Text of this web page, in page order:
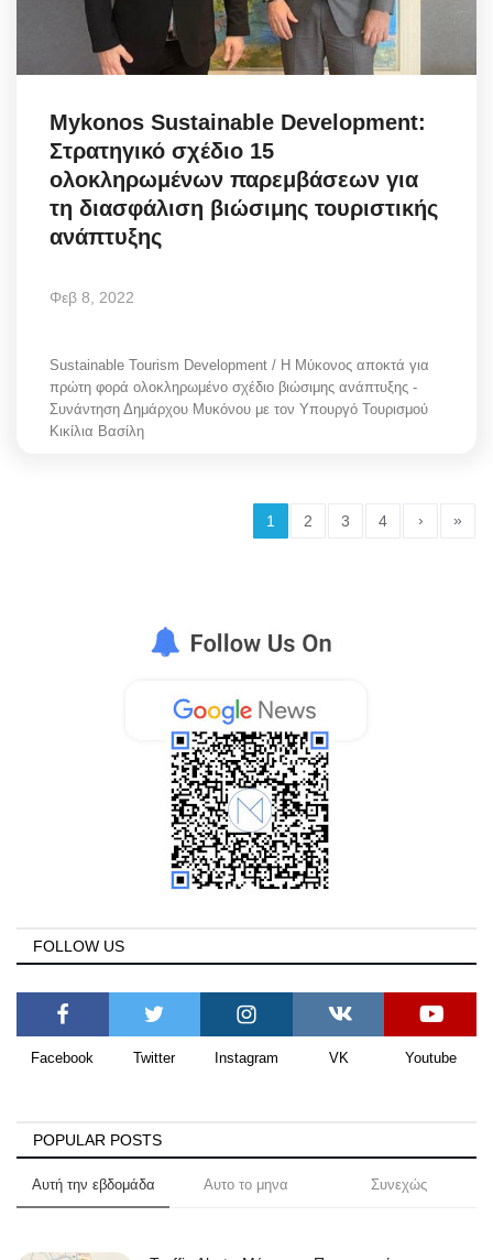
Mykonos Sustainable Development:
Στρατηγικό σχέδιο 15
ολοκληρωμένων παρεμβάσεων για
τη διασφάλιση βιώσιμης τουριστικής
ανάπτυξης
Φεβ 8, 2022
Sustainable Tourism Development / Η Μύκονος αποκτά για
πρώτη φορά ολοκληρωμένο σχέδιο βιώσιμης ανάπτυξης -
Συνάντηση Δημάρχου Μυκόνου με τον Υπουργό Τουρισμού
Κικίλια Βασίλη
1 2 3 4 › »
FOLLOW US
Facebook Twitter Instagram VK Youtube
POPULAR POSTS
Αυτή την εβδομάδα Αυτο το μηνα Συνεχώς